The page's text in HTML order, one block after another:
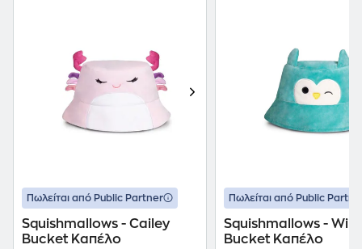
Πωλείται από Public Partner
Squishmallows - Cailey
Bucket Καπέλο
Πωλείται από Public
Squishmallows -
Bucket Καπέλο